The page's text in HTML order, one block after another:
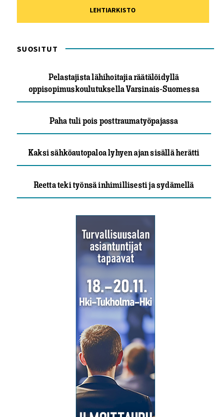
LEHTIARKISTO
SUOSITUT
Pelastajista lähihoitajia räätälöidyllä
oppisopimuskoulutuksella Varsinais-Suomessa
Paha tuli pois posttraumatyöpajassa
Kaksi sähköautopaloa lyhyen ajan sisällä herätti
Reetta teki työnsä inhimillisesti ja sydämellä